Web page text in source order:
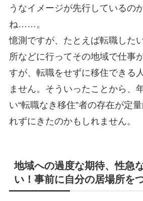
うなイメージが先行しているの
ね……。
憶測ですが、たとえば転職した
所などに行ってその地域で仕事
すが、転職をせずに移住できる
ません。そういったことから、
い“転職なき移住”者の存在が定
れずにきたのかもしれません。
地域への過度な期待、性急
い！事前に自分の居場所を